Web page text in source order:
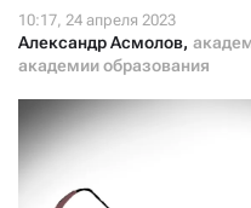
Александр Асмолов,
академии образования
Нажимая кнопку «Стать
я принимаю
и
СТАТЬ